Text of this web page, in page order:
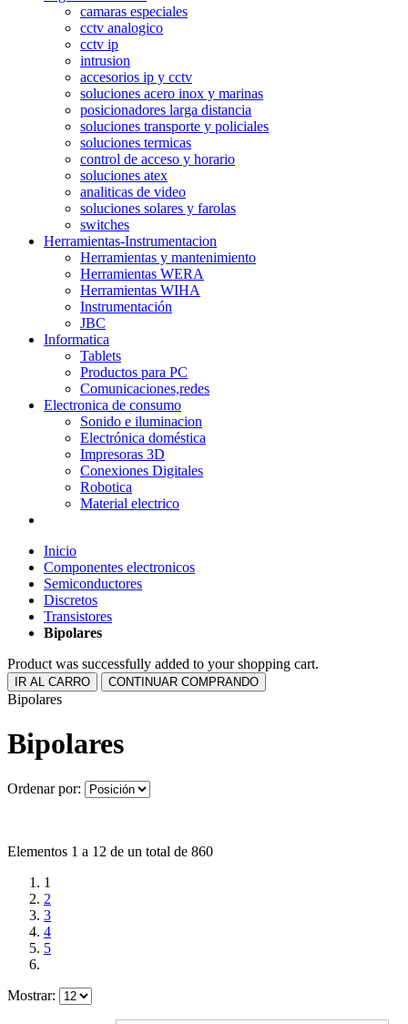
camaras especiales
cctv analogico
cctv ip
intrusion
accesorios ip y cctv
soluciones acero inox y marinas
posicionadores larga distancia
soluciones transporte y policiales
soluciones termicas
control de acceso y horario
soluciones atex
analiticas de video
soluciones solares y farolas
switches
Herramientas-Instrumentacion
Herramientas y mantenimiento
Herramientas WERA
Herramientas WIHA
Instrumentación
JBC
Informatica
Tablets
Productos para PC
Comunicaciones,redes
Electronica de consumo
Sonido e iluminacion
Electrónica doméstica
Impresoras 3D
Conexiones Digitales
Robotica
Material electrico
Inicio
Componentes electronicos
Semiconductores
Discretos
Transistores
Bipolares
Product was successfully added to your shopping cart.
IR AL CARRO CONTINUAR COMPRANDO
Bipolares
Bipolares
Ordenar por:
Elementos 1 a 12 de un total de 860
1
2
3
4
5
Mostrar: